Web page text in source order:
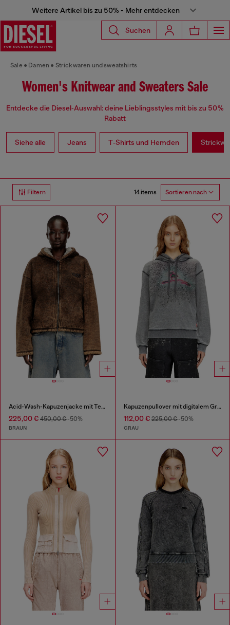
Weitere Artikel bis zu 50% - Mehr entdecken
Suchen
Sale Damen Strickwaren und sweatshirts
Women's Knitwear and Sweaters Sale
Entdecke die Diesel‑Auswahl: deine Lieblingsstyles mit bis zu 50 %
Rabatt
Siehe alle Jeans T‑Shirts und Hemden
Filtern 14 items Sortieren nach
Acid-Wash-Kapuzenjacke mit Teddyfutter und Reißverschluss
225,00 € 450,00 €-50%
BRAUN
Kapuzenpullover mit digitalem Grafikdruck und Strassverzierungen
112,00 €225,00 €-50%
GRAU